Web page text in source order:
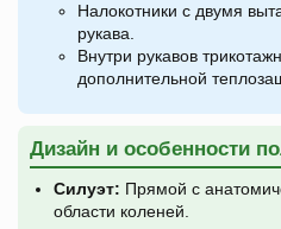
Налокотники с двумя
рукава.
Внутри рукавов
дополнительной
Дизайн и особенности
Силуэт: Прямой с
области коленей.